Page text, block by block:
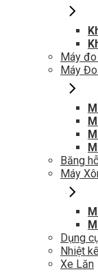
Máy
Máy
Băng
Máy
Dụng
Nhiệt
Xe Lăn